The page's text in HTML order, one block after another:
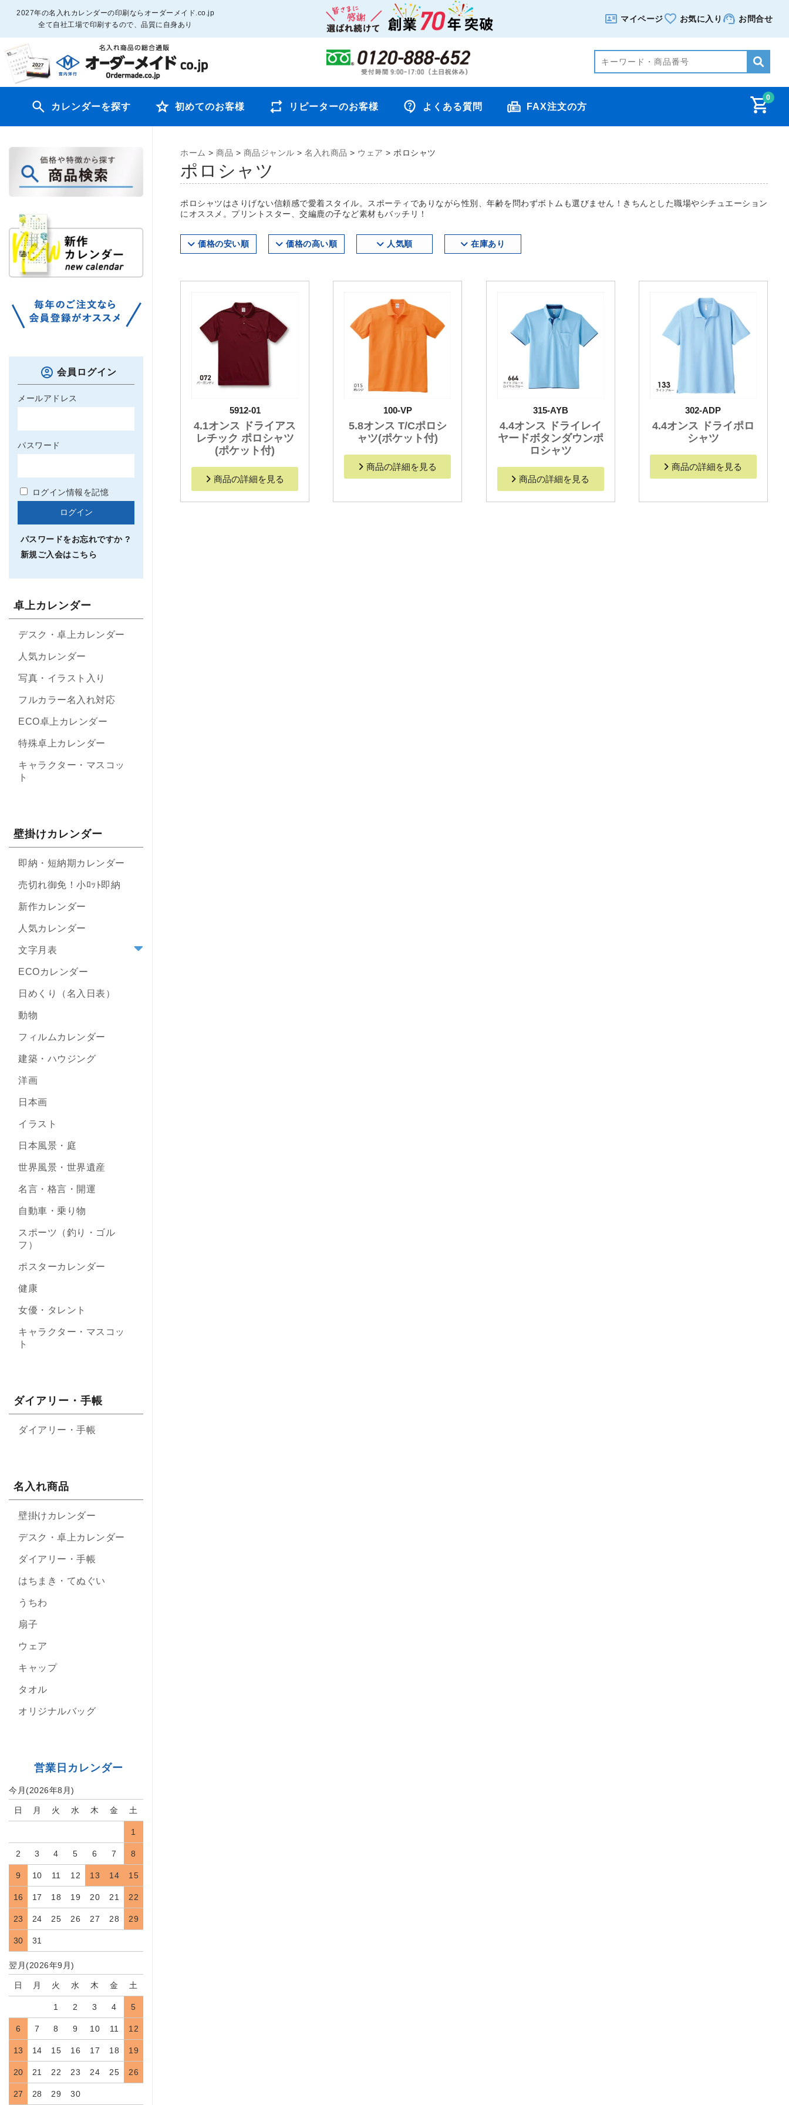
2027年の名入れカレンダーの印刷ならオーダーメイド.co.jp
全て自社工場で印刷するので、品質に自身あり
マイページ お気に入り お問合せ
0
カレンダーを探す 初めてのお客様 リピーターのお客様 よくある質問 FAX注文の方
ホーム > 商品 > 商品ジャンル > 名入れ商品 > ウェア > ポロシャツ
ポロシャツ
ポロシャツはさりげない信頼感で愛着スタイル。スポーティでありながら性別、年齢を問わずボトムも選びません！きちんとした職場やシチュエーション
にオススメ。プリントスター、交編鹿の子など素材もバッチリ！
価格の安い順 価格の高い順 人気順 在庫あり
5912-01
4.1オンス ドライアス
レチック ポロシャツ
(ポケット付)
商品の詳細を見る
100-VP
5.8オンス T/Cポロシ
ャツ(ポケット付)
商品の詳細を見る
315-AYB
4.4オンス ドライレイ
ヤードボタンダウンポ
ロシャツ
商品の詳細を見る
302-ADP
4.4オンス ドライポロ
シャツ
商品の詳細を見る
会員ログイン
メールアドレス
パスワード
ログイン情報を記憶
パスワードをお忘れですか ?
新規ご入会はこちら
卓上カレンダー
デスク・卓上カレンダー
人気カレンダー
写真・イラスト入り
フルカラー名入れ対応
ECO卓上カレンダー
特殊卓上カレンダー
キャラクター・マスコッ
ト
壁掛けカレンダー
即納・短納期カレンダー
売切れ御免！小ﾛｯﾄ即納
新作カレンダー
人気カレンダー
文字月表
ECOカレンダー
日めくり（名入日表）
動物
フィルムカレンダー
建築・ハウジング
洋画
日本画
イラスト
日本風景・庭
世界風景・世界遺産
名言・格言・開運
自動車・乗り物
スポーツ（釣り・ゴル
フ）
ポスターカレンダー
健康
女優・タレント
キャラクター・マスコッ
ト
ダイアリー・手帳
ダイアリー・手帳
名入れ商品
壁掛けカレンダー
デスク・卓上カレンダー
ダイアリー・手帳
はちまき・てぬぐい
うちわ
扇子
ウェア
キャップ
タオル
オリジナルバッグ
営業日カレンダー
今月(2026年8月)
日 月 火 水 木 金 土
1
2 3 4 5 6 7 8
9 10 11 12 13 14 15
16 17 18 19 20 21 22
23 24 25 26 27 28 29
30 31
翌月(2026年9月)
日 月 火 水 木 金 土
1 2 3 4 5
6 7 8 9 10 11 12
13 14 15 16 17 18 19
20 21 22 23 24 25 26
27 28 29 30